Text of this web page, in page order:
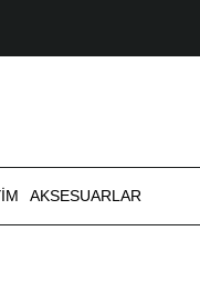
AKSESUARLAR